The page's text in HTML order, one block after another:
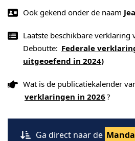
Ook gekend onder de naam
Laatste beschikbare verklaring
Deboutte: Federale
uitgeoefend in 2024)
Wat is de publicatiekalender
verklaringen in 2026 ?
Ga direct naar de